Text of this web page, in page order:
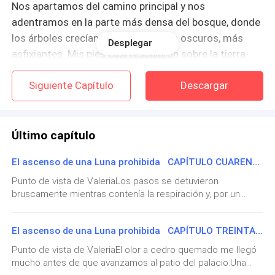
Nos apartamos del camino principal y nos
adentramos en la parte más densa del bosque, donde
los árboles crecían más juntos, más oscuros, más
asfixiantes. Mis pies casi resbalaron sobre la tierra
húmeda, pero me estabilicé aferrándome a una rama
baja.
nosotras y sabía que los guardias se acercaban
—Mierda… —murmuró Camila entre dientes.
No teníamos lobos ni velocidad para defendernos.
y un plan desesperado que tal vez ya se estaba
Desplegar
Siguiente Capítulo Descargar
Último capítulo
El ascenso de una Luna prohibida CAPÍTULO CUARENTA
Punto de vista de ValeriaLos pasos se detuvieron
bruscamente mientras contenía la respiración y, por un
también como si alguien se moviera tras la pared.—Siguen
aquí —susurré.—¿Qué dijiste? —preguntó el Alfa Diego,
girando la cabeza hacia mí.—Ahí —señalé el tapiz
descolorido que colgaba junto a la estantería vacía.El
El ascenso de una Luna prohibida CAPÍTULO TREINTA Y NUEVE
Punto de vista de ValeriaEl olor a cedro quemado me llegó
mucho antes de que avanzamos al patio del palacio.Una